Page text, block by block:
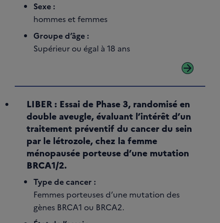
Sexe :
hommes et femmes
Groupe d’âge :
Supérieur ou égal à 18 ans
arrow_forward
LIBER : Essai de Phase 3, randomisé en
double aveugle, évaluant l’intérêt d’un
traitement préventif du cancer du sein
par le létrozole, chez la femme
ménopausée porteuse d’une mutation
BRCA1/2.
Type de cancer :
Femmes porteuses d’une mutation des
gènes BRCA1 ou BRCA2.